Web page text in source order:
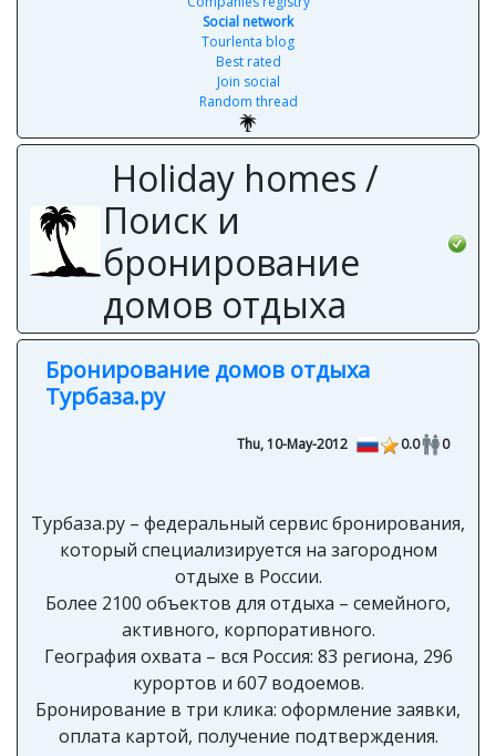
Social network
Tourlenta blog
Best rated
Join social
Random thread
Holiday homes /
Поиск и
бронирование
домов отдыха
Бронирование домов отдыха
Турбаза.ру
Thu, 10-May-2012 0.0 0
Турбаза.ру – федеральный сервис бронирования,
который специализируется на загородном
отдыхе в России.
Более 2100 объектов для отдыха – семейного,
активного, корпоративного.
География охвата – вся Россия: 83 региона, 296
курортов и 607 водоемов.
Бронирование в три клика: оформление заявки,
оплата картой, получение подтверждения.